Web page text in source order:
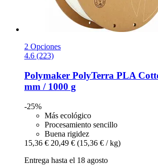
2 Opciones
4.6 (223)
Polymaker PolyTerra PLA
mm / 1000 g
-25%
Más ecológico
Procesamiento sencillo
Buena rigidez
15,36 € 20,49 € (15,36 € / kg)
Entrega hasta el 18 agosto